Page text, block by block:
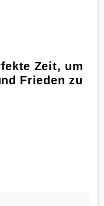
Zeit, um
Frieden zu